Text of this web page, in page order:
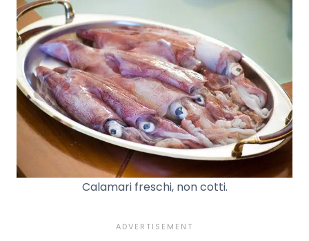
Calamari freschi, non cotti.